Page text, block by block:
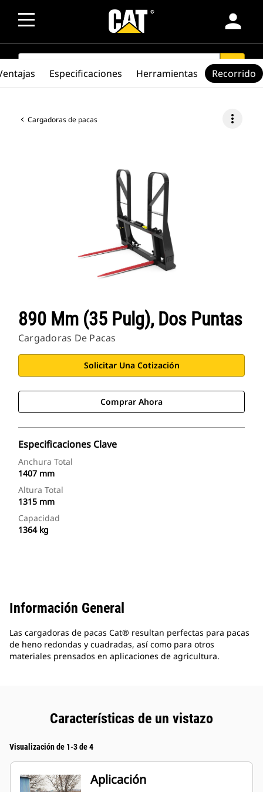
person
SEARCH search
Cargadoras de pacas more_vert
890 Mm (35 Pulg), Dos Puntas
Cargadoras De Pacas
Solicitar Una Cotización
Comprar Ahora
Especificaciones Clave
Anchura Total
1407 mm
Altura Total
1315 mm
Capacidad
1364 kg
Especificaciones Herramientas Recorrido
Información General
Las cargadoras de pacas Cat® resultan perfectas para pacas
de heno redondas y cuadradas, así como para otros
materiales prensados en aplicaciones de agricultura.
Características de un vistazo
Visualización de 1-3 de 4
Aplicación